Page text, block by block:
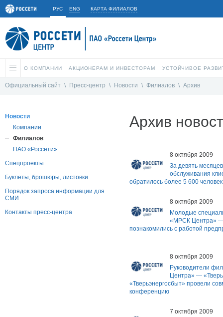
РУС ENG КАРТА ФИЛИАЛОВ
О КОМПАНИИ АКЦИОНЕРАМ И ИНВЕСТОРАМ УСТОЙЧИВОЕ
Официальный сайт \ Пресс-центр \ Новости \ Филиалов \ Архив
Новости
Компании
Филиалов
ПАО «Россети»
Спецпроекты
Буклеты, брошюры, листовки
Порядок запроса информации для
СМИ
Контакты пресс-центра
Архив
8 октября 2009
За девять
обслуживания
обратилось более 5 600 человек
8 октября 2009
Молодые
«МРСК Центра» —
познакомились с работой
8 октября 2009
Руководители
Центра» —
«Тверьэнергосбыт» провели
конференцию
7 октября 2009